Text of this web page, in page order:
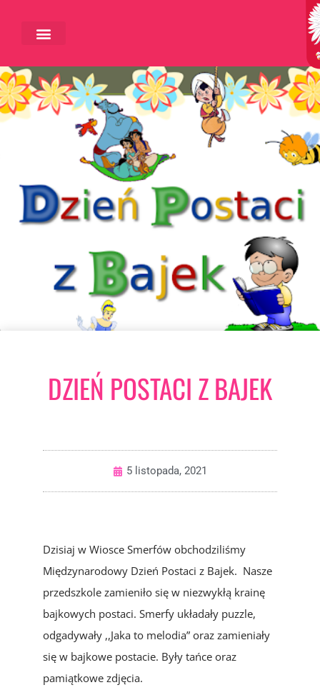
DZIEŃ POSTACI Z BAJEK
5 listopada, 2021
Dzisiaj w Wiosce Smerfów obchodziliśmy
Międzynarodowy Dzień Postaci z Bajek. Nasze
przedszkole zamieniło się w niezwykłą krainę
bajkowych postaci. Smerfy układały puzzle,
odgadywały ,,Jaka to melodia” oraz zamieniały
się w bajkowe postacie. Były tańce oraz
pamiątkowe zdjęcia.